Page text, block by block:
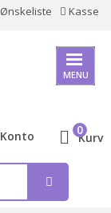
Ønskeliste Kasse
MENU
Konto Kurv
0